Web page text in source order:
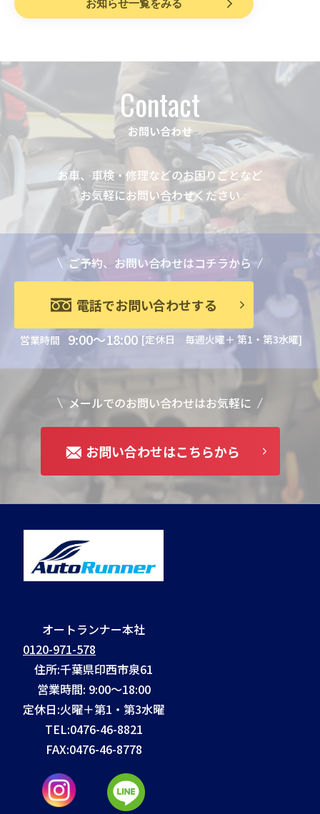
お知らせ一覧をみる
Contact
お問い合わせ
お車、車検・修理などのお困りごとなど
お気軽にお問い合わせください
ご予約、お問い合わせはコチラから
電話でお問い合わせする
営業時間 9:00～18:00 [定休日 毎週火曜＋ 第1・第3水曜]
メールでのお問い合わせはお気軽に
お問い合わせはこちらから
オートランナー本社
0120-971-578
住所:千葉県印西市泉61
営業時間: 9:00～18:00
定休日:火曜＋第1・第3水曜
TEL:0476-46-8821
FAX:0476-46-8778